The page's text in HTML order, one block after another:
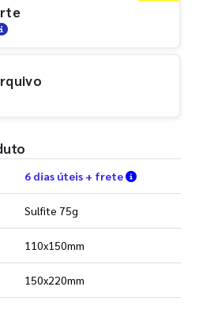
6 dias úteis + frete Verifique
Sulfite 75g
110x150mm
150x220mm